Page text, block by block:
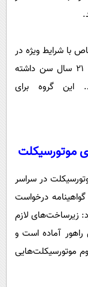
با شرایط ویژه در
نظر گرفته شده است و متقاضیان باید حداقل ۲۱ سال سن داشته
این گروه برای
موتورسیکلت
در سراسر
درخواست
زیرساخت‌های لازم
آماده است و
موتورسیکلت‌هایی